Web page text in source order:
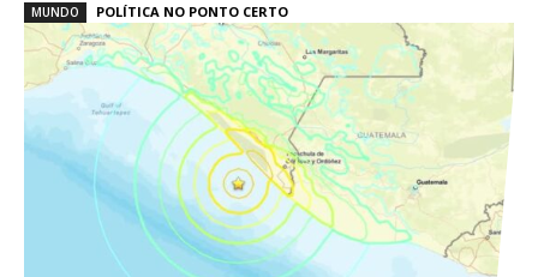
MUNDO POLÍTICA NO PONTO CERTO